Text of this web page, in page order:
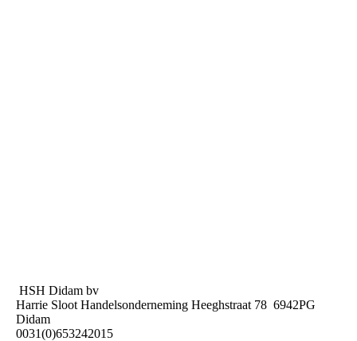
HSH Didam bv
Harrie Sloot Handelsonderneming Heeghstraat 78 6942PG
Didam
0031(0)653242015